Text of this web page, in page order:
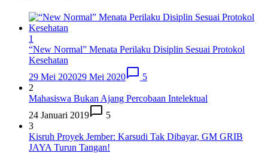
1
“New Normal” Menata Perilaku Disiplin Sesuai Protokol
Kesehatan
29 Mei 202029 Mei 2020
5
2
Mahasiswa Bukan Ajang Percobaan Intelektual
24 Januari 2019
5
3
Kisruh Proyek Jember: Karsudi Tak Dibayar, GM GRIB
JAYA Turun Tangan!